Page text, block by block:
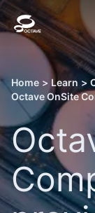
Home > Learn >